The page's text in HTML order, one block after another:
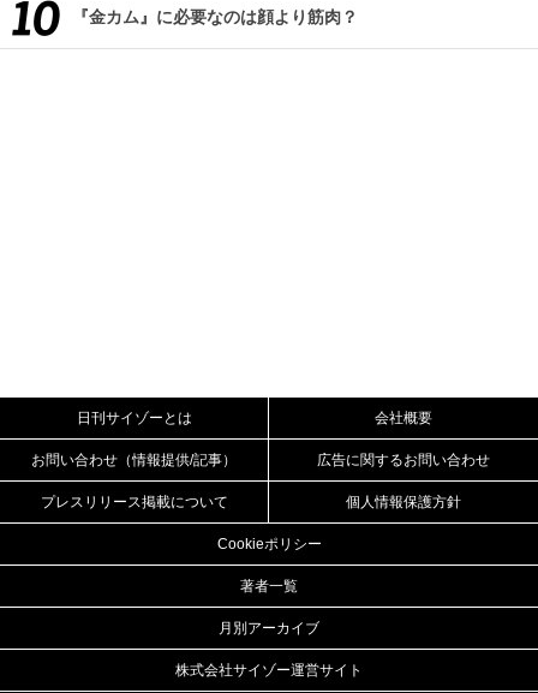
『金カム』に必要なのは顔より筋肉？
日刊サイゾーとは 会社概要
お問い合わせ（情報提供/記事） 広告に関するお問い合わせ
プレスリリース掲載について 個人情報保護方針
Cookieポリシー
著者一覧
月別アーカイブ
株式会社サイゾー運営サイト